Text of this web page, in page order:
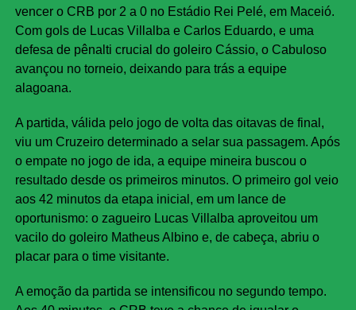
vencer o CRB por 2 a 0 no Estádio Rei Pelé, em Maceió.
Com gols de Lucas Villalba e Carlos Eduardo, e uma
defesa de pênalti crucial do goleiro Cássio, o Cabuloso
avançou no torneio, deixando para trás a equipe
alagoana.
A partida, válida pelo jogo de volta das oitavas de final,
viu um Cruzeiro determinado a selar sua passagem. Após
o empate no jogo de ida, a equipe mineira buscou o
resultado desde os primeiros minutos. O primeiro gol veio
aos 42 minutos da etapa inicial, em um lance de
oportunismo: o zagueiro Lucas Villalba aproveitou um
vacilo do goleiro Matheus Albino e, de cabeça, abriu o
placar para o time visitante.
A emoção da partida se intensificou no segundo tempo.